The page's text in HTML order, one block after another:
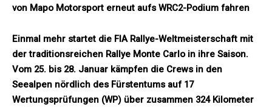
von Mapo Motorsport erneut aufs WRC2-Podium fahren
Einmal mehr startet die FIA Rallye-Weltmeisterschaft mit
der traditionsreichen Rallye Monte Carlo in ihre Saison.
Vom 25. bis 28. Januar kämpfen die Crews in den
Seealpen nördlich des Fürstentums auf 17
Wertungsprüfungen (WP) über zusammen 324 Kilometer